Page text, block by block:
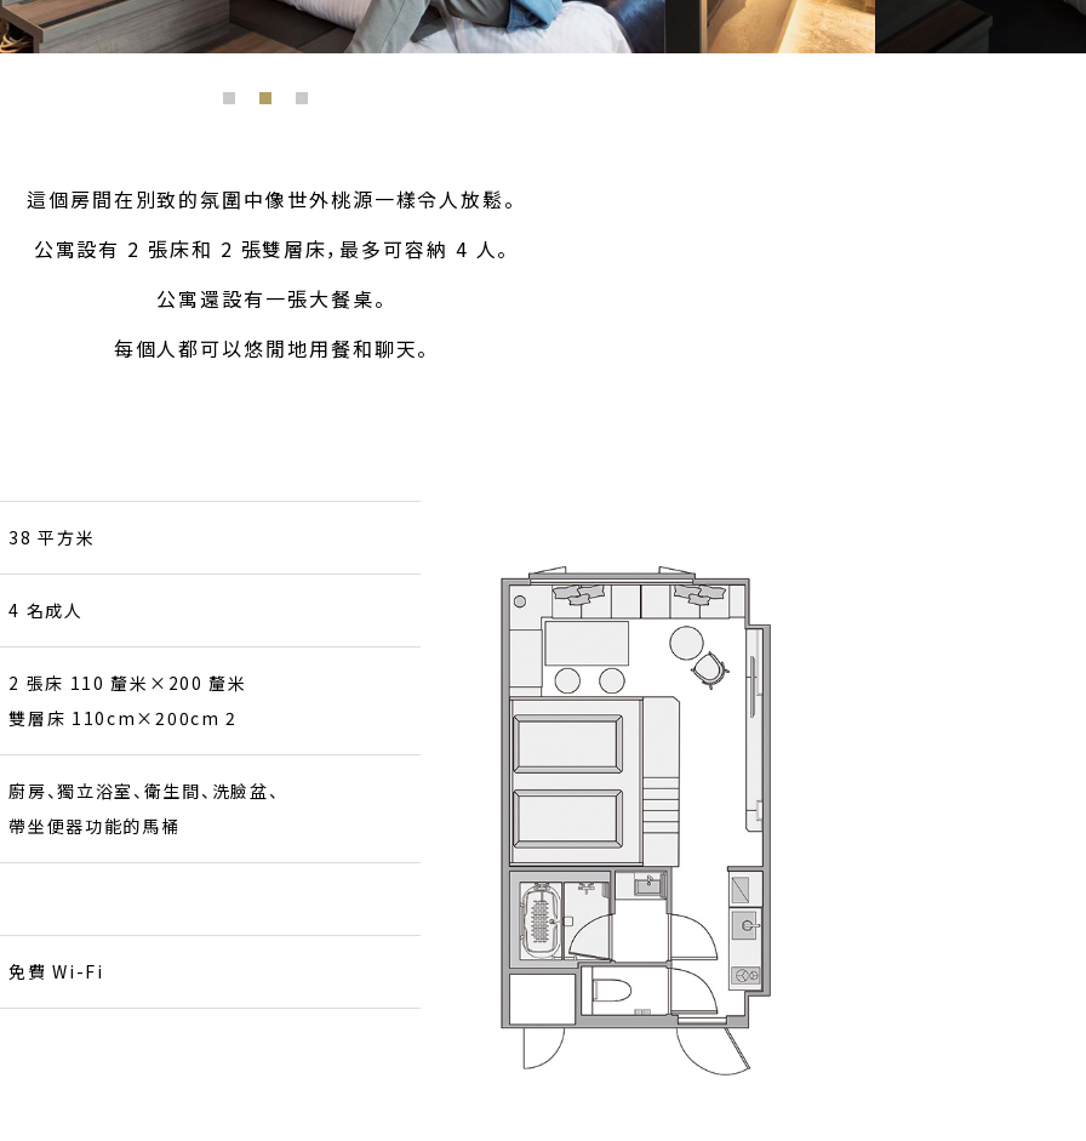
這個房間在別致的氛圍中像世外桃源一樣令人放鬆。
公寓設有 2 張床和 2 張雙層床，最多可容納 4 人。
公寓還設有一張大餐桌。
每個人都可以悠閒地用餐和聊天。
38 平方米
4 名成人
2 張床 110 釐米×200 釐米
雙層床 110cm×200cm 2
廚房、獨立浴室、衛生間、洗臉盆、
帶坐便器功能的馬桶
免費 Wi-Fi